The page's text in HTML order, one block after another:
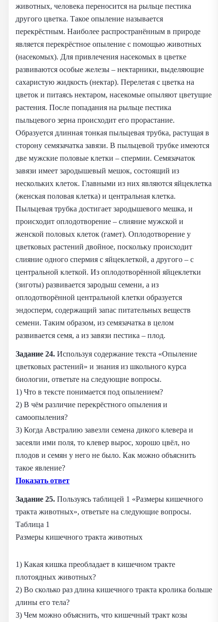
животных, человека переносится на рыльце пестика
другого цветка. Такое опыление называется
перекрёстным. Наиболее распространённым в природе
является перекрёстное опыление с помощью животных
(насекомых). Для привлечения насекомых в цветке
развиваются особые железы – нектарники, выделяющие
сахаристую жидкость (нектар). Перелетая с цветка на
цветок и питаясь нектаром, насекомые опыляют цветущие
растения. После попадания на рыльце пестика
пыльцевого зерна происходит его прорастание.
Образуется длинная тонкая пыльцевая трубка, растущая в
сторону семязачатка завязи. В пыльцевой трубке имеются
две мужские половые клетки – спермии. Семязачаток
завязи имеет зародышевый мешок, состоящий из
нескольких клеток. Главными из них являются яйцеклетка
(женская половая клетка) и центральная клетка.
Пыльцевая трубка достигает зародышевого мешка, и
происходит оплодотворение – слияние мужской и
женской половых клеток (гамет). Оплодотворение у
цветковых растений двойное, поскольку происходит
слияние одного спермия с яйцеклеткой, а другого – с
центральной клеткой. Из оплодотворённой яйцеклетки
(зиготы) развивается зародыш семени, а из
оплодотворённой центральной клетки образуется
эндосперм, содержащий запас питательных веществ
семени. Таким образом, из семязачатка в целом
развивается семя, а из завязи пестика – плод.
Задание 24. Используя содержание текста «Опыление
цветковых растений» и знания из школьного курса
биологии, ответьте на следующие вопросы.
1) Что в тексте понимается под опылением?
2) В чём различие перекрёстного опыления и
самоопыления?
3) Когда Австралию завезли семена дикого клевера и
засеяли ими поля, то клевер вырос, хорошо цвёл, но
плодов и семян у него не было. Как можно объяснить
такое явление?
Показать ответ
Задание 25. Пользуясь таблицей 1 «Размеры кишечного
тракта животных», ответьте на следующие вопросы.
Таблица 1
Размеры кишечного тракта животных
1) Какая кишка преобладает в кишечном тракте
плотоядных животных?
2) Во сколько раз длина кишечного тракта кролика больше
длины его тела?
3) Чем можно объяснить, что кишечный тракт козы